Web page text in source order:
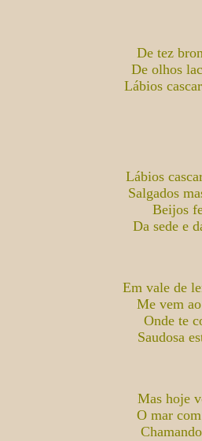
De tez
De olhos
Lábios
Lábios
Salgados
Beijos
Da sede e
Em vale de
Me vem
Onde te
Saudosa
Mas hoje
O mar